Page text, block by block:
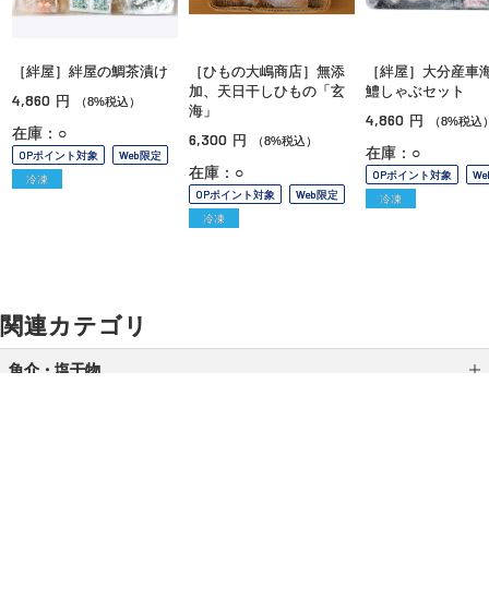
［絆屋］絆屋の鯛茶漬け
4,860 円 （8%税込）
在庫：○
OPポイント対象
Web限定
冷凍
［ひもの大嶋商店］無添
加、天日干しひもの「玄
海」
6,300 円 （8%税込）
在庫：○
OPポイント対象
Web限定
冷凍
［絆屋］大分産車
鱧しゃぶセット
4,860 円 （8%税込
在庫：○
OPポイント対象
冷凍
関連カテゴリ
魚介・塩干物